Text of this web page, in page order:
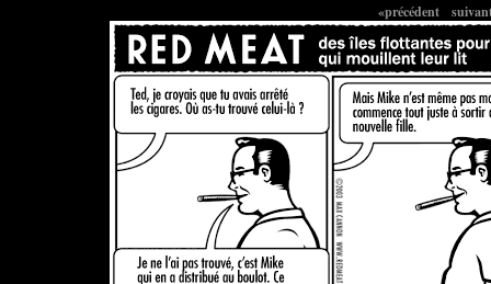
«précédent